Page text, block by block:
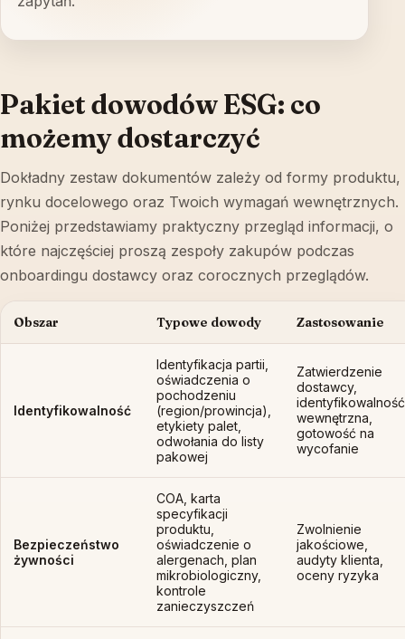
Pakiet dowodów ESG: co
możemy dostarczyć
Dokładny zestaw dokumentów zależy od formy produktu,
rynku docelowego oraz Twoich wymagań wewnętrznych.
Poniżej przedstawiamy praktyczny przegląd informacji, o
które najczęściej proszą zespoły zakupów podczas
onboardingu dostawcy oraz corocznych przeglądów.
Obszar Typowe dowody Zastosowanie
Identyfikowalność
Identyfikacja partii,
oświadczenia o
pochodzeniu
(region/prowincja),
etykiety palet,
odwołania do listy
pakowej
Zatwierdzenie
dostawcy,
identyfikowalność
wewnętrzna,
gotowość na
wycofanie
Bezpieczeństwo
żywności
COA, karta
specyfikacji
produktu,
oświadczenie o
alergenach, plan
mikrobiologiczny,
kontrole
zanieczyszczeń
Zwolnienie
jakościowe,
audyty klienta,
oceny ryzyka